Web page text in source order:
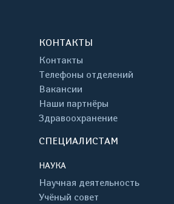
КОНТАКТЫ
Контакты
Телефоны отделений
Вакансии
Наши партнёры
Здравоохранение
СПЕЦИАЛИСТАМ
НАУКА
Научная деятельность
Учёный совет